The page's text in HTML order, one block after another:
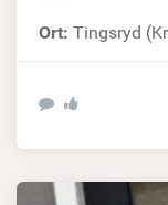
Ort: Tingsryd